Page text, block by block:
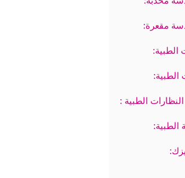
مقعرة:
الطبية:
الطبية:
الطبية :
الطبية: